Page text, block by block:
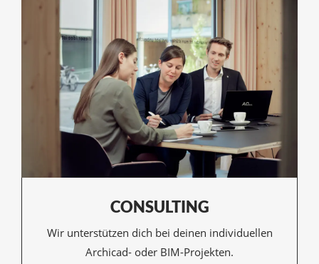
CONSULTING
Wir unterstützen dich bei deinen individuellen
Archicad- oder BIM-Projekten.